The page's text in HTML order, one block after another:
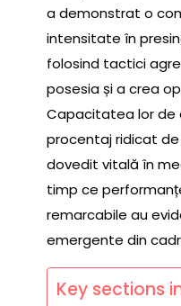
a demonstrat o
intensitate în
folosind tactici
posesia și a crea
Capacitatea lor de
procentaj ridicat
dovedit vitală în
timp ce
remarcabile au
emergente din
Key sections